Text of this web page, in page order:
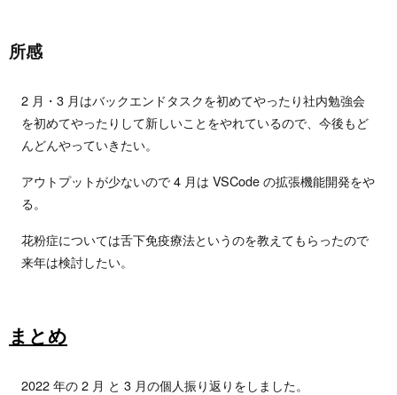
所感
2 月・3 月はバックエンドタスクを初めてやったり社内勉強会
を初めてやったりして新しいことをやれているので、今後もど
んどんやっていきたい。
アウトプットが少ないので 4 月は VSCode の拡張機能開発をや
る。
花粉症については舌下免疫療法というのを教えてもらったので
来年は検討したい。
まとめ
2022 年の 2 月 と 3 月の個人振り返りをしました。